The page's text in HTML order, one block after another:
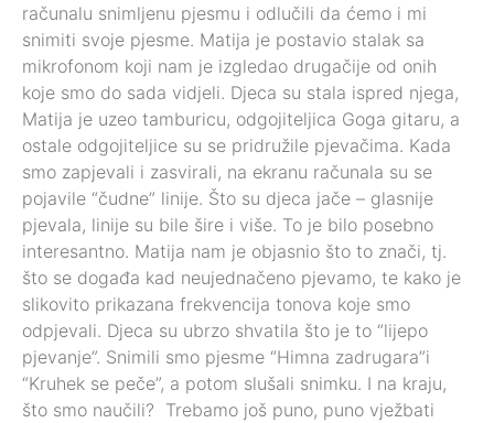
računalu snimljenu pjesmu i odlučili da ćemo i mi
snimiti svoje pjesme. Matija je postavio stalak sa
mikrofonom koji nam je izgledao drugačije od onih
koje smo do sada vidjeli. Djeca su stala ispred njega,
Matija je uzeo tamburicu, odgojiteljica Goga gitaru, a
ostale odgojiteljice su se pridružile pjevačima. Kada
smo zapjevali i zasvirali, na ekranu računala su se
pojavile “čudne” linije. Što su djeca jače – glasnije
pjevala, linije su bile šire i više. To je bilo posebno
interesantno. Matija nam je objasnio što to znači, tj.
što se događa kad neujednačeno pjevamo, te kako je
slikovito prikazana frekvencija tonova koje smo
odpjevali. Djeca su ubrzo shvatila što je to “lijepo
pjevanje”. Snimili smo pjesme “Himna zadrugara”i
“Kruhek se peče”, a potom slušali snimku. I na kraju,
što smo naučili? Trebamo još puno, puno vježbati